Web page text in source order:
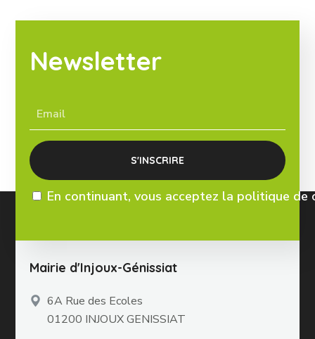
Newsletter
En continuant, vous acceptez la politique
Mairie d'Injoux-Génissiat
6A Rue des Ecoles
01200 INJOUX GENISSIAT